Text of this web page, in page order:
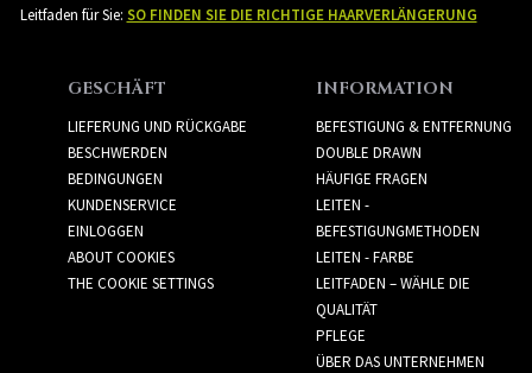
Leitfaden für Sie: SO FINDEN SIE DIE RICHTIGE HAARVERLÄNGERUNG
GESCHÄFT
LIEFERUNG UND RÜCKGABE
BESCHWERDEN
BEDINGUNGEN
KUNDENSERVICE
EINLOGGEN
ABOUT COOKIES
THE COOKIE SETTINGS
INFORMATION
BEFESTIGUNG & ENTFERNUNG
DOUBLE DRAWN
HÄUFIGE FRAGEN
LEITEN -
BEFESTIGUNGMETHODEN
LEITEN - FARBE
LEITFADEN – WÄHLE DIE
QUALITÄT
PFLEGE
ÜBER DAS UNTERNEHMEN